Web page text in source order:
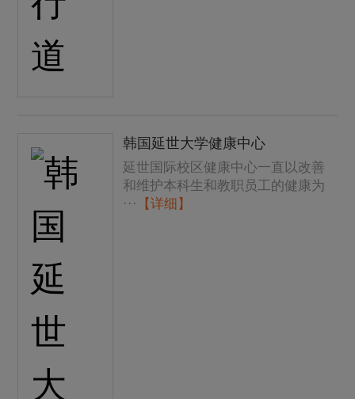
韩国延世大学健康中心
延世国际校区健康中心一直以改善
和维护本科生和教职员工的健康为
···
【详细】